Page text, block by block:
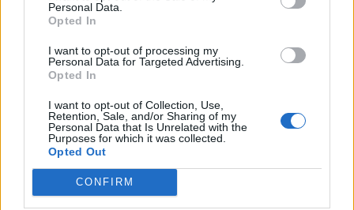
Personal Data.
Opted In
I want to opt-out of processing my
Personal Data for Targeted Advertising.
Opted In
I want to opt-out of Collection, Use,
Retention, Sale, and/or Sharing of my
Personal Data that Is Unrelated with the
Purposes for which it was collected.
Opted Out
CONFIRM
tartozik, melynek olvasása előfizetéses
regisztrációhoz kötött.
Az előfizetés a következőket tartalmazza:
Portfolio.hu teljes cikkarchívum
kötéslistái